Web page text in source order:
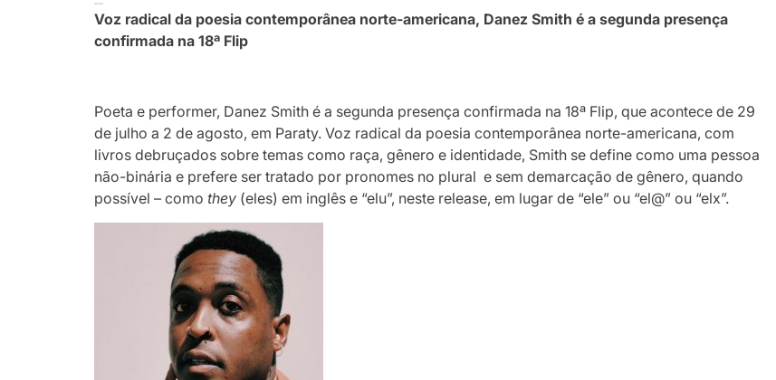
Voz radical da poesia contemporânea norte-americana, Danez Smith é a segunda presença
confirmada na 18ª Flip
Poeta e performer, Danez Smith é a segunda presença confirmada na 18ª Flip, que acontece de 29
de julho a 2 de agosto, em Paraty. Voz radical da poesia contemporânea norte-americana, com
livros debruçados sobre temas como raça, gênero e identidade, Smith se define como uma pessoa
não-binária e prefere ser tratado por pronomes no plural e sem demarcação de gênero, quando
possível – comothey (eles) em inglês e “elu”, neste release, em lugar de “ele” ou “el@” ou “elx”.